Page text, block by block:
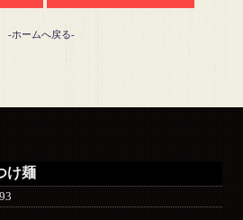
-ホームへ戻る-
け麺